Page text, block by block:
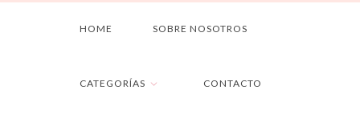
HOME SOBRE NOSOTROS
CATEGORÍAS CONTACTO